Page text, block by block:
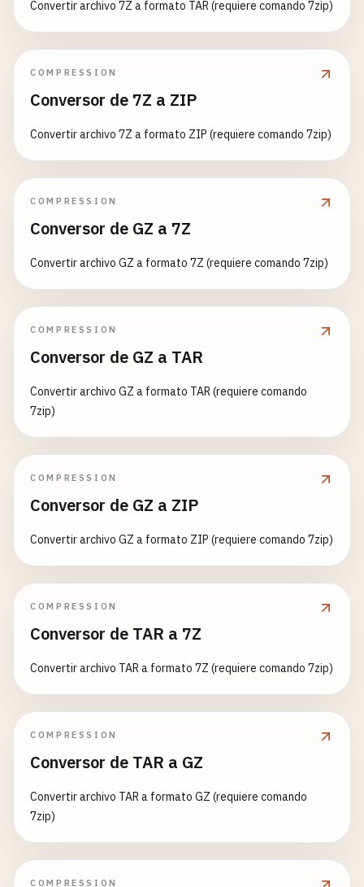
Convertir archivo 7Z a formato TAR (requiere comando 7zip)
COMPRESSION
Conversor de 7Z a ZIP
Convertir archivo 7Z a formato ZIP (requiere comando 7zip)
COMPRESSION
Conversor de GZ a 7Z
Convertir archivo GZ a formato 7Z (requiere comando 7zip)
COMPRESSION
Conversor de GZ a TAR
Convertir archivo GZ a formato TAR (requiere comando
7zip)
COMPRESSION
Conversor de GZ a ZIP
Convertir archivo GZ a formato ZIP (requiere comando 7zip)
COMPRESSION
Conversor de TAR a 7Z
Convertir archivo TAR a formato 7Z (requiere comando 7zip)
COMPRESSION
Conversor de TAR a GZ
Convertir archivo TAR a formato GZ (requiere comando
7zip)
COMPRESSION